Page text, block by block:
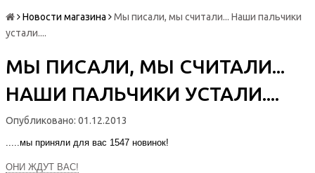
Новости магазина
Мы писали, мы считали... Наши пальчики
устали....
МЫ ПИСАЛИ, МЫ СЧИТАЛИ...
НАШИ ПАЛЬЧИКИ УСТАЛИ....
Опубликовано: 01.12.2013
.....мы приняли для вас 1547 новинок!
ОНИ ЖДУТ ВАС!